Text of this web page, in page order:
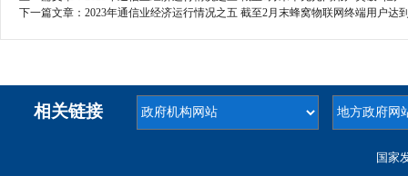
下一篇文章： 2023年通信业经济运行情况之五 截至2月末蜂窝物联网终端用户达
相关链接
国家